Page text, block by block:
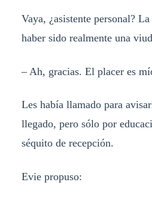
Vaya, ¿asistente personal?
haber sido realmente una
– Ah, gracias. El placer es
Les había llamado para
llegado, pero sólo por
séquito de recepción.
Evie propuso: